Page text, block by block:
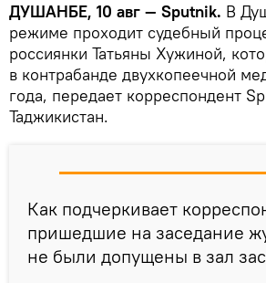
ДУШАНБЕ, 10 авг — Sputnik. В
режиме проходит судебный
россиянки Татьяны Хужиной,
в контрабанде двухкопеечной
года, передает корреспондент
Таджикистан.
Как подчеркивает
пришедшие на заседание
не были допущены в зал